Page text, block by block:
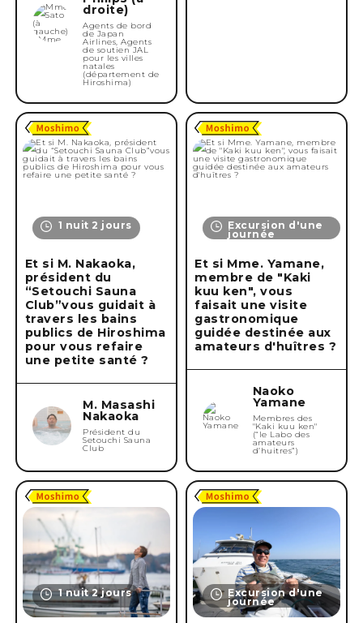
droite)
Agents de bord
de Japan
Airlines, Agents
de soutien JAL
pour les villes
natales
(département de
Hiroshima)
1 nuit 2 jours
Et si M. Nakaoka,
président du
“Setouchi Sauna
Club”vous guidait à
travers les bains
publics de Hiroshima
pour vous refaire
une petite santé ?
M. Masashi
Nakaoka
Président du
Setouchi Sauna
Club
Excursion d'une
journée
Et si Mme. Yamane,
membre de "Kaki
kuu ken", vous
faisait une visite
gastronomique
guidée destinée aux
amateurs d'huîtres ?
Naoko
Yamane
Membres des
"Kaki kuu ken"
(“le Labo des
amateurs
d’huitres”)
1 nuit 2 jours Excursion d'une
journée